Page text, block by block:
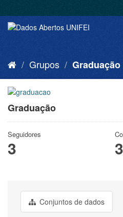
Grupos Graduação
Graduação
Seguidores
3 3
Conjuntos de dados